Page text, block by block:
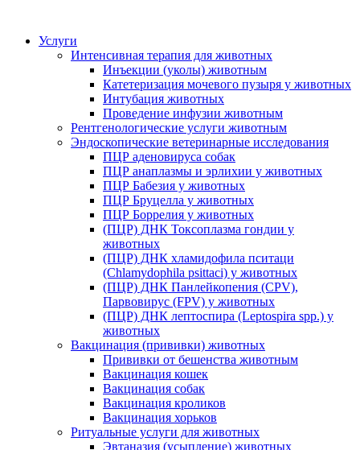
Услуги
Интенсивная терапия для животных
Инъекции (уколы) животным
Катетеризация мочевого пузыря у животных
Интубация животных
Проведение инфузии животным
Рентгенологические услуги животным
Эндоскопические ветеринарные исследования
ПЦР аденовируса собак
ПЦР анаплазмы и эрлихии у животных
ПЦР Бабезия у животных
ПЦР Бруцелла у животных
ПЦР Боррелия у животных
(ПЦР) ДНК Токсоплазма гондии у
животных
(ПЦР) ДНК хламидофила пситаци
(Chlamydophila psittaci) у животных
(ПЦР) ДНК Панлейкопения (CPV),
Парвовирус (FPV) у животных
(ПЦР) ДНК лептоспира (Leptospira spp.) у
животных
Вакцинация (прививки) животных
Прививки от бешенства животным
Вакцинация кошек
Вакцинация собак
Вакцинация кроликов
Вакцинация хорьков
Ритуальные услуги для животных
Эвтаназия (усыпление) животных